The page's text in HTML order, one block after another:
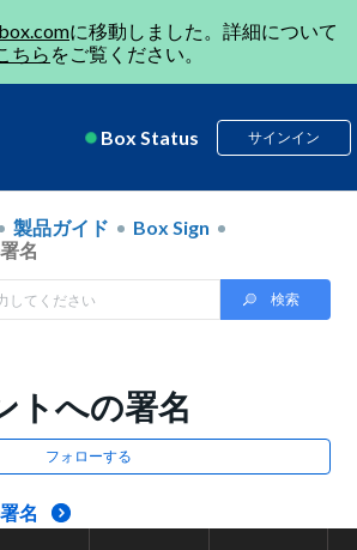
に移動しました。詳細について
ちら をご覧ください。
Box Status サインイン
製品ガイド
Box Sign
名
トへの署名
フォローする
名